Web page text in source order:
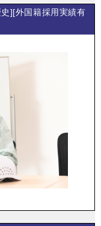
][外国籍採用実績有